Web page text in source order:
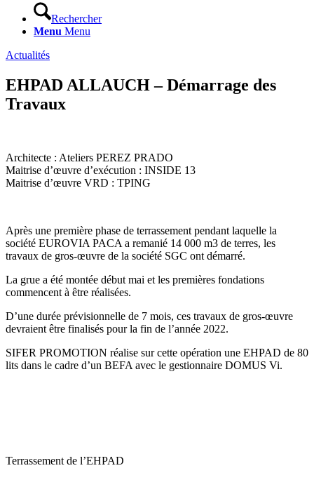
Rechercher
Menu Menu
Actualités
EHPAD ALLAUCH – Démarrage des
Travaux
Architecte : Ateliers PEREZ PRADO
Maitrise d’œuvre d’exécution : INSIDE 13
Maitrise d’œuvre VRD : TPING
Après une première phase de terrassement pendant laquelle la
société EUROVIA PACA a remanié 14 000 m3 de terres, les
travaux de gros-œuvre de la société SGC ont démarré.
La grue a été montée début mai et les premières fondations
commencent à être réalisées.
D’une durée prévisionnelle de 7 mois, ces travaux de gros-œuvre
devraient être finalisés pour la fin de l’année 2022.
SIFER PROMOTION réalise sur cette opération une EHPAD de 80
lits dans le cadre d’un BEFA avec le gestionnaire DOMUS Vi.
Terrassement de l’EHPAD